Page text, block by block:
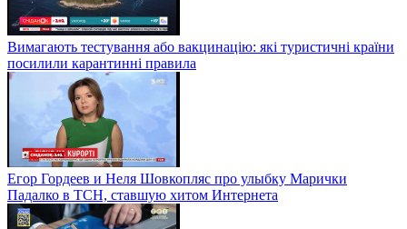
Вимагають тестування або вакцинацію: які туристичні країни
посилили карантинні правила
Егор Гордеев и Неля Шовкопляс про улыбку Марички
Падалко в ТСН, ставшую хитом Интернета